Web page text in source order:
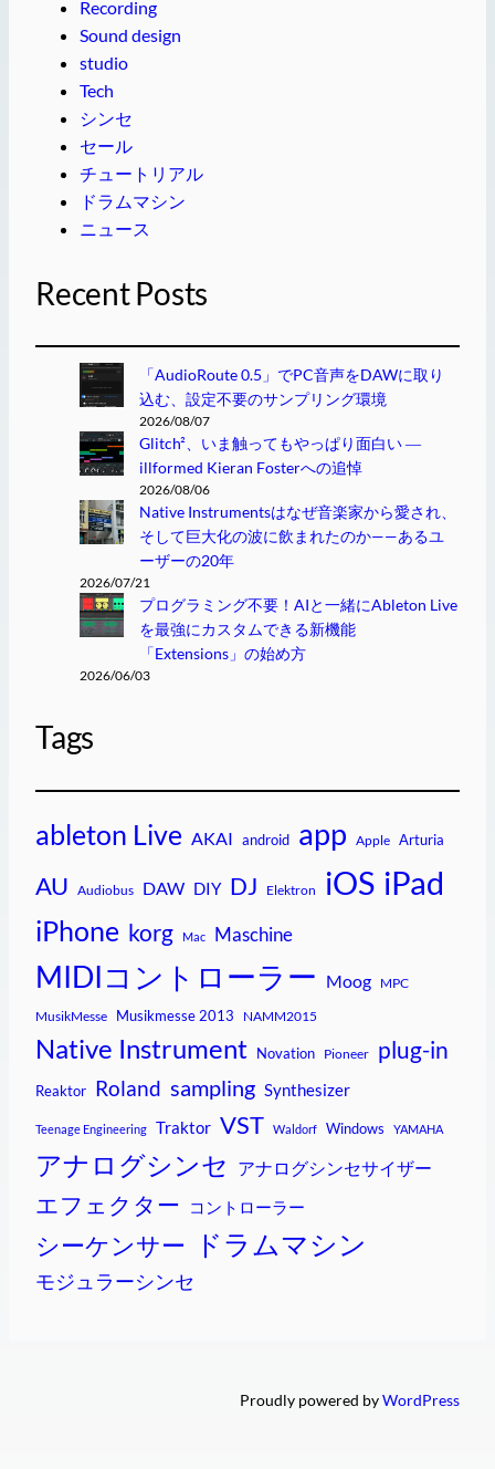
Recording
Sound design
studio
Tech
シンセ
セール
チュートリアル
ドラムマシン
ニュース
Recent Posts
「AudioRoute 0.5」でPC音声をDAWに取り
込む、設定不要のサンプリング環境
2026/08/07
Glitch²、いま触ってもやっぱり面白い ―
illformed Kieran Fosterへの追悼
2026/08/06
Native Instrumentsはなぜ音楽家から愛され、
そして巨大化の波に飲まれたのか——あるユ
ーザーの20年
2026/07/21
プログラミング不要！AIと一緒にAbleton Live
を最強にカスタムできる新機能
「Extensions」の始め方
2026/06/03
Tags
ableton Live AKAI android app Apple Arturia
AU Audiobus DAW DIY DJ Elektron iOS iPad
iPhone korg Mac Maschine
MIDIコントローラー Moog MPC
MusikMesse Musikmesse 2013 NAMM2015
Native Instrument Novation Pioneer plug-in
Reaktor Roland sampling Synthesizer
Teenage Engineering Traktor VST Waldorf Windows YAMAHA
アナログシンセ アナログシンセサイザー
エフェクター コントローラー
シーケンサー ドラムマシン
モジュラーシンセ
Proudly powered byWordPress